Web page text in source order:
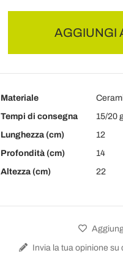
AGGIUNGI
Materiale
Tempi di consegna
15/20
Lunghezza (cm)
12
Profondità (cm)
14
Altezza (cm)
22
Invia la tua opinione su